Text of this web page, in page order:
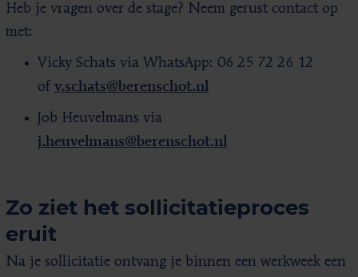
Heb je vragen over de stage? Neem gerust contact op
met:
Vicky Schats via WhatsApp: 06 25 72 26 12
of v.schats@berenschot.nl
Job Heuvelmans via
j.heuvelmans@berenschot.nl
Zo ziet het sollicitatieproces
eruit
Na je sollicitatie ontvang je binnen een werkweek een